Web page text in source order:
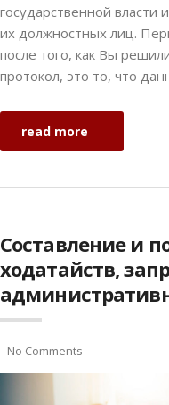
государственной власти
их должностных лиц.
после того, как Вы
протокол, это то, что
read more
Составление и
ходатайств,
No Comments